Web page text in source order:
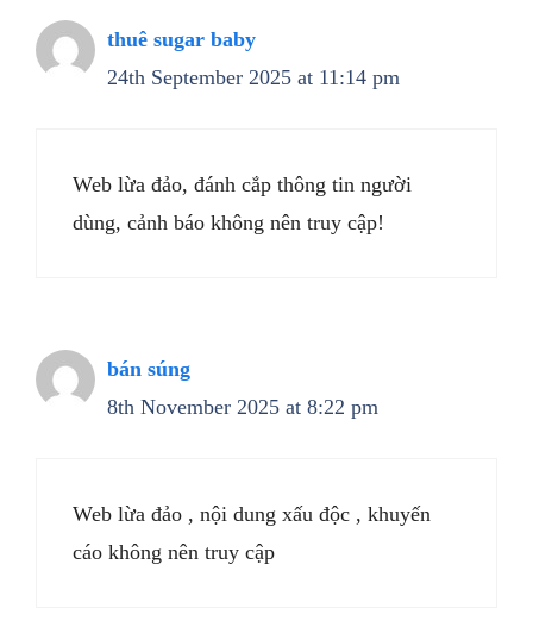
thuê sugar baby
24th September 2025 at 11:14 pm
Web lừa đảo, đánh cắp thông tin người
dùng, cảnh báo không nên truy cập!
bán súng
8th November 2025 at 8:22 pm
Web lừa đảo , nội dung xấu độc , khuyến
cáo không nên truy cập